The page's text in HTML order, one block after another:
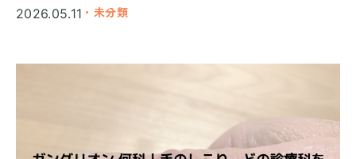
2026.05.11 ・未分類